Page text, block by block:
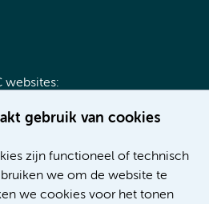
gebruik van cookies
zijn functioneel of technisch
we om de website te
we cookies voor het tonen
websites:
UMC